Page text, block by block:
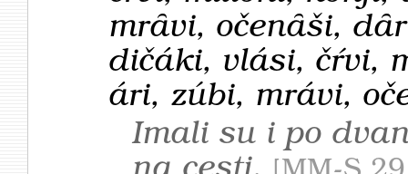
mrȃvi, očenȃši,
dičáki, vlási, čŕvi,
ári, zúbi, mrávi,
Imali su i po